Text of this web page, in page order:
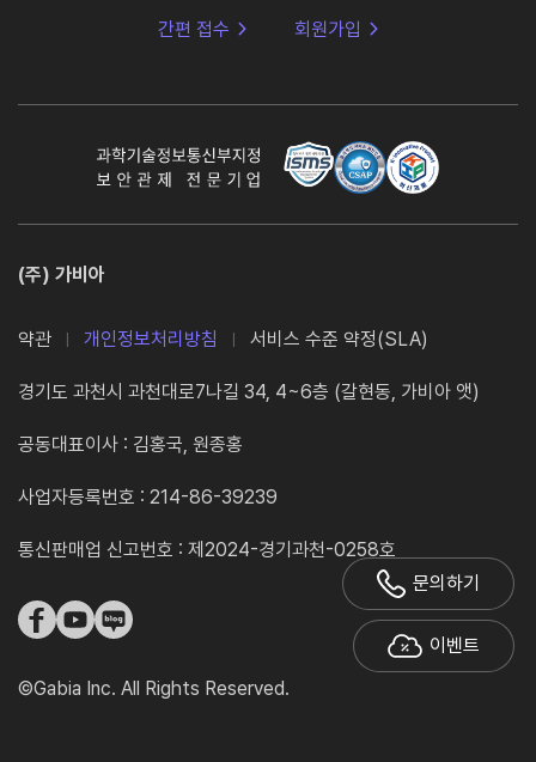
문의하기
이벤트
간편 접수 회원가입
(주) 가비아
약관 개인정보처리방침 서비스 수준 약정(SLA)
경기도 과천시 과천대로7나길 34, 4~6층 (갈현동, 가비아 앳)
공동대표이사 : 김홍국, 원종홍
사업자등록번호 : 214-86-39239
통신판매업 신고번호 : 제2024-경기과천-0258호
©Gabia Inc. All Rights Reserved.